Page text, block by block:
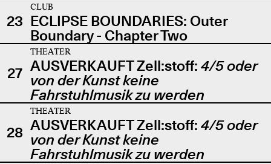
23
CLUB
ECLIPSE BOUNDARIES: Outer
Boundary - Chapter Two
27
THEATER
AUSVERKAUFT Zell:stoff: 4/5 oder
von der Kunst keine
Fahrstuhlmusik zu werden
28
THEATER
AUSVERKAUFT Zell:stoff: 4/5 oder
von der Kunst keine
Fahrstuhlmusik zu werden